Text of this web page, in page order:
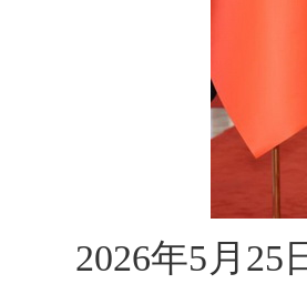
2026年5月